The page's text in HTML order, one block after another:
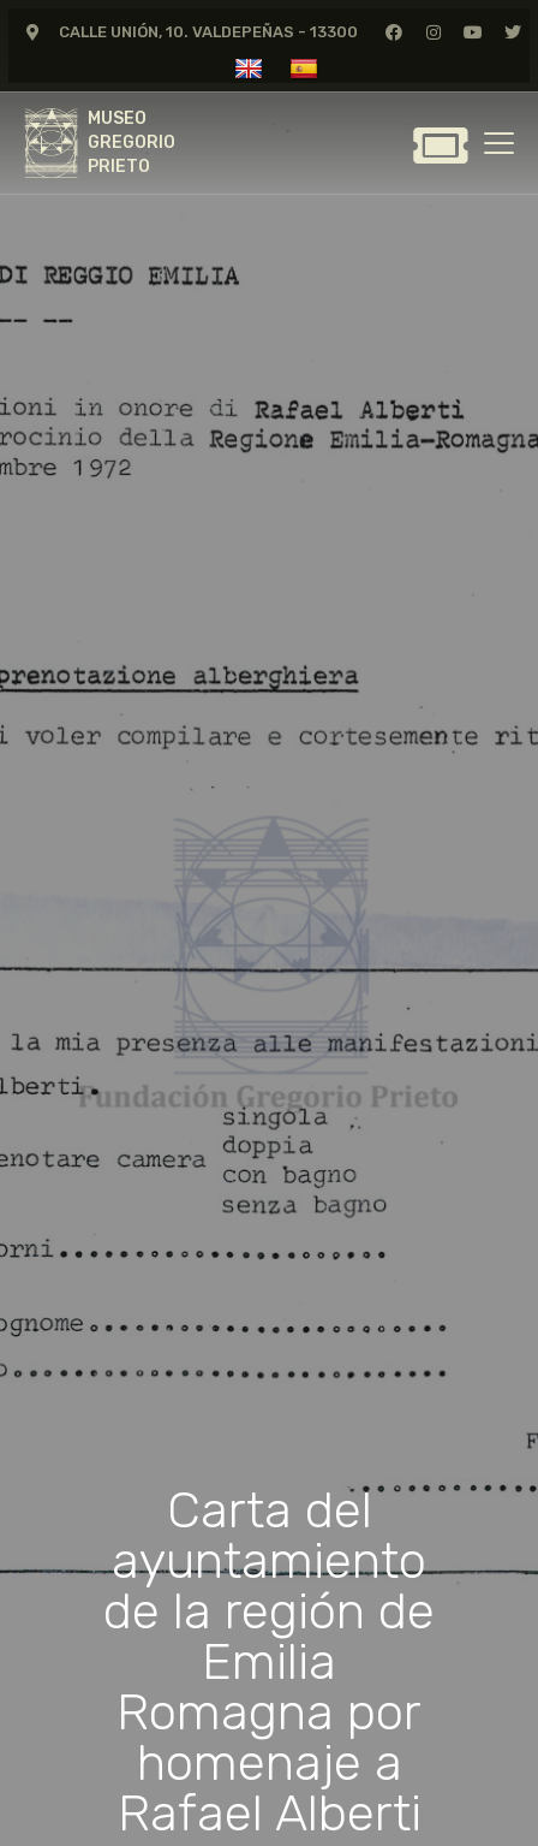
CALLE UNIÓN, 10. VALDEPEÑAS - 13300
MUSEO
GREGORIO
PRIETO
MUSEO
GREGORIO
ARCHIVO
NOTICIAS
Carta del
ayuntamiento
de la región de
Emilia
Romagna por
homenaje a
Rafael Alberti